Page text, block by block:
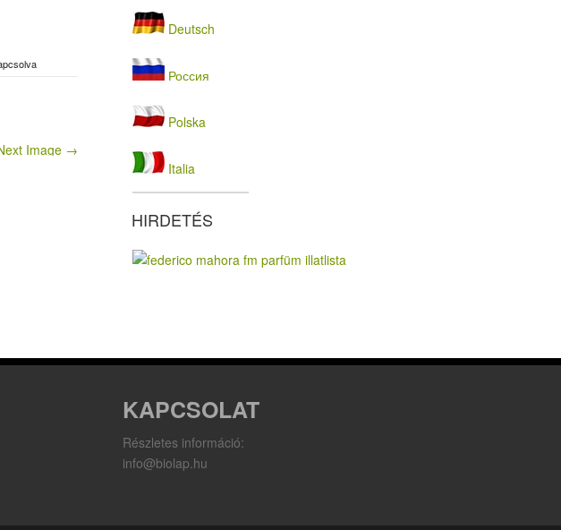
Image →
Deutsch
Россия
Polska
Italia
HIRDETÉS
KAPCSOLAT
Részletes információ:
info@biolap.hu